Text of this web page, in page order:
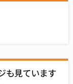
も見ています